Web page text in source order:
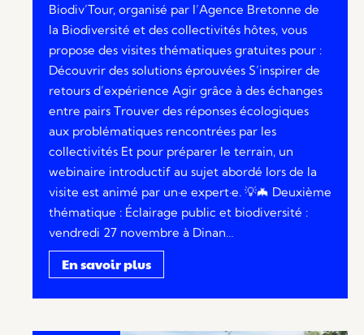
Biodiv’Tour, organisé par l’Agence Bretonne de
la Biodiversité et des collectivités hôtes, vous
propose des visites thématiques gratuites pour :
Découvrir des solutions éprouvées S’inspirer de
retours d’expérience Agir grâce à des échanges
entre pairs Trouver des réponses écologiques
aux problématiques rencontrées par les
collectivités Et pour préparer le terrain, un
webinaire introductif au sujet abordé lors de la
visite est animé par un·e expert·e. 💡🦇 Deuxième
thématique : Éclairage public et biodiversité :
vendredi 27 novembre à Dinan…
En savoir plus